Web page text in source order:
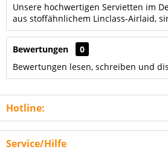
Unsere hochwertigen Servietten im
aus stoffähnlichem Linclass-Airlaid,
Bewertungen
0
Bewertungen lesen, schreiben und
Hotline:
Service/Hilfe